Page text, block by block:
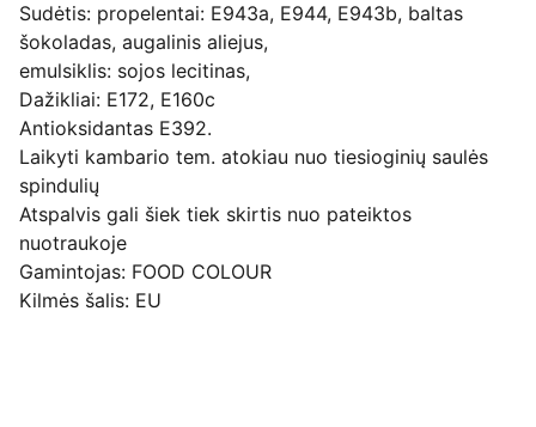
Sudėtis: propelentai: E943a, E944, E943b, baltas
šokoladas, augalinis aliejus,
emulsiklis: sojos lecitinas,
Dažikliai: E172, E160c
Antioksidantas E392.
Laikyti kambario tem. atokiau nuo tiesioginių saulės
spindulių
Atspalvis gali šiek tiek skirtis nuo pateiktos
nuotraukoje
Gamintojas: FOOD COLOUR
Kilmės šalis: EU